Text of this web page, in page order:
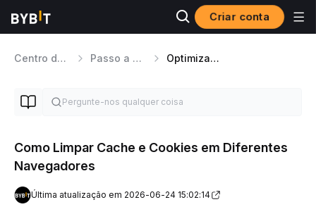
Criar conta
Centro de Ajuda Passo a passo da plataforma Optimização e Experiência do Usuário
Como Limpar Cache e Cookies em Diferentes
Navegadores
Última atualização em 2026-06-24 15:02:14